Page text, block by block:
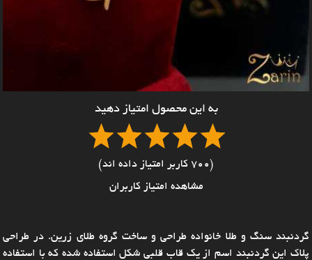
به این محصول امتیاز دهید
(700 کاربر امتیاز داده اند)
مشاهده امتیاز کاربران
گردنبند سنگ و طلا خانواده طراحی و ساخت گروه طلای زرین. در طراحی
پلاک این گردنبند اسم از یک قاب قلبی شکل استفاده شده که با استفاده